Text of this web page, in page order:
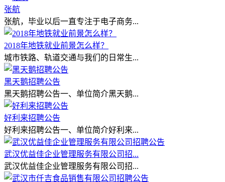
张航
张航，毕业以后一直专注于电子商务...
2018年地铁就业前景怎么样？
城市铁路、轨道交通与我们的日常生...
黑天鹅招聘公告
黑天鹅招聘公告一、单位简介黑天鹅...
好利来招聘公告
好利来招聘公告一、单位简介好利来...
武汉优益佳企业管理服务有限公司招...
武汉优益佳企业管理服务有限公司招...